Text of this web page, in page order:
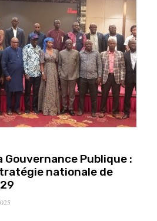
Publique :
nationale de